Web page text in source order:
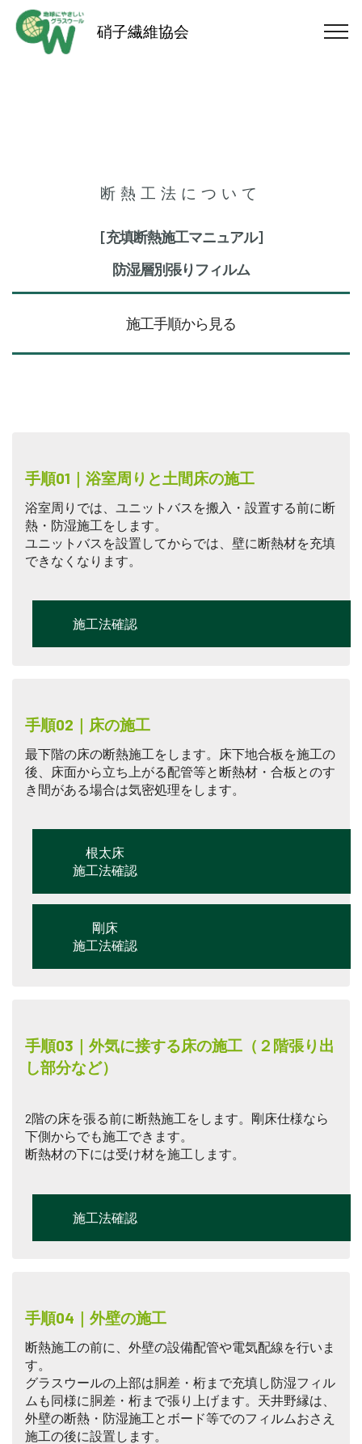
硝子繊維協会
断熱工法について
[充填断熱施工マニュアル]
防湿層別張りフィルム
施工手順から見る
手順01｜浴室周りと土間床の施工
浴室周りでは、ユニットバスを搬入・設置する前に断
熱・防湿施工をします。
ユニットバスを設置してからでは、壁に断熱材を充填
できなくなります。
施工法確認
手順02｜床の施工
最下階の床の断熱施工をします。床下地合板を施工の
後、床面から立ち上がる配管等と断熱材・合板とのす
き間がある場合は気密処理をします。
根太床
施工法確認
剛床
施工法確認
手順03｜外気に接する床の施工（２階張り出
し部分など）
2階の床を張る前に断熱施工をします。剛床仕様なら
下側からでも施工できます。
断熱材の下には受け材を施工します。
施工法確認
手順04｜外壁の施工
断熱施工の前に、外壁の設備配管や電気配線を行いま
す。
グラスウールの上部は胴差・桁まで充填し防湿フィル
ムも同様に胴差・桁まで張り上げます。天井野縁は、
外壁の断熱・防湿施工とボード等でのフィルムおさえ
施工の後に設置します。